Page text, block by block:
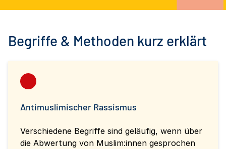
Begriffe & Methoden kurz erklärt
Antimuslimischer Rassismus
Verschiedene Begriffe sind geläufig, wenn über
die Abwertung von Muslim:innen gesprochen